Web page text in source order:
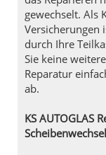
gewechselt. Als
Versicherungen
durch Ihre
Sie keine
Reparatur
ab.
KS AUTOGLAS
Scheibenwechsel